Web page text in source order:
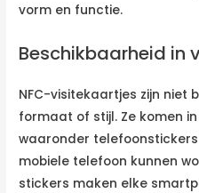
vorm en functie.
Beschikbaarheid in
NFC-visitekaartjes zijn niet
formaat of stijl. Ze komen
waaronder
mobiele telefoon kunnen
stickers maken elke